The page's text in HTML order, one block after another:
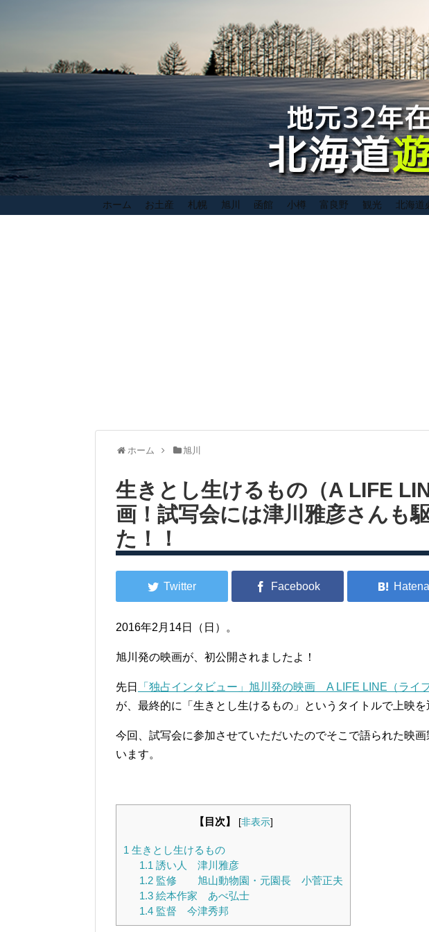
ホーム お土産 札幌 旭川 函館 小樽 富良野 観光 北海
ホーム 旭川
生きとし生けるもの（A LIFE
画！試写会には津川雅彦さんも
た！！
2016年2月14日（日）。
旭川発の映画が、初公開されましたよ！
先日 「独占インタビュー」旭川発の映画 A LIFE LINE（ライ
が、最終的に「生きとし生けるもの」というタイトルで上映を
今回、試写会に参加させていただいたのでそこで語られた映
います。
【目次】 [非表示]
1 生きとし生けるもの
1.1 誘い人 津川雅彦
1.2監修 旭山動物園・元園長 小菅正夫
1.3絵本作家 あべ弘士
1.4監督 今津秀邦